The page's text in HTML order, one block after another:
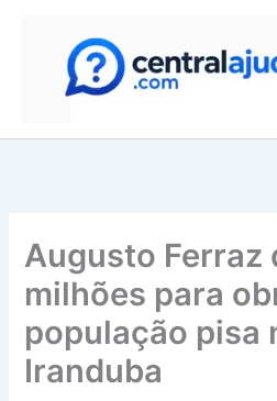
Augusto Ferraz
milhões para
população pisa
Iranduba